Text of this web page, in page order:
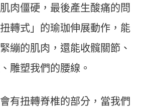
肉僵硬，最後產生酸痛的問
轉式」的瑜珈伸展動作，能
繃的肌肉，還能收髖關節、
雕塑我們的腰線。
有扭轉脊椎的部分，當我們